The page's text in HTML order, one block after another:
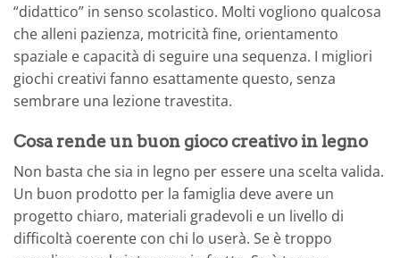
“didattico” in senso scolastico. Molti vogliono qualcosa
che alleni pazienza, motricità fine, orientamento
spaziale e capacità di seguire una sequenza. I migliori
giochi creativi fanno esattamente questo, senza
sembrare una lezione travestita.
Cosa rende un buon gioco creativo in legno
Non basta che sia in legno per essere una scelta valida.
Un buon prodotto per la famiglia deve avere un
progetto chiaro, materiali gradevoli e un livello di
difficoltà coerente con chi lo userà. Se è troppo